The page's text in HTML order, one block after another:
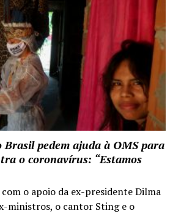
Brasil pedem ajuda à OMS para
o coronavírus: “Estamos
o apoio da ex-presidente Dilma
ministros, o cantor Sting e o